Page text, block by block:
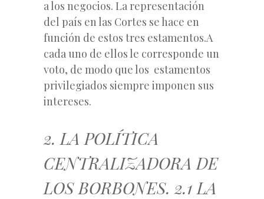
a los negocios. La representación
del país en las Cortes se hace en
función de estos tres estamentos.A
cada uno de ellos le corresponde un
voto, de modo que los estamentos
privilegiados siempre imponen sus
intereses.
2. LA POLÍTICA
CENTRALIZADORA DE
LOS BORBONES. 2.1 LA